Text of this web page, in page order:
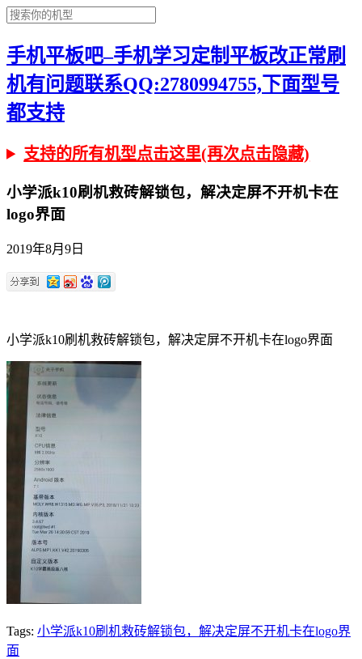
手机平板吧–手机学习定制平板改正常刷
机有问题联系QQ:2780994755,下面型号
都支持
支持的所有机型点击这里(再次点击隐藏)
小学派k10刷机救砖解锁包，解决定屏不开机卡在
logo界面
2019年8月9日
小学派k10刷机救砖解锁包，解决定屏不开机卡在logo界面
Tags: 小学派k10刷机救砖解锁包，解决定屏不开机卡在logo界
面